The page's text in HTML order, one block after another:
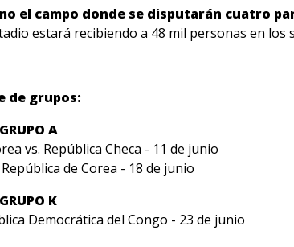
el campo donde se disputarán cuatro
estará recibiendo a 48 mil personas en los
de grupos:
GRUPO A
vs. República Checa - 11 de junio
de Corea - 18 de junio
GRUPO K
Democrática del Congo - 23 de junio